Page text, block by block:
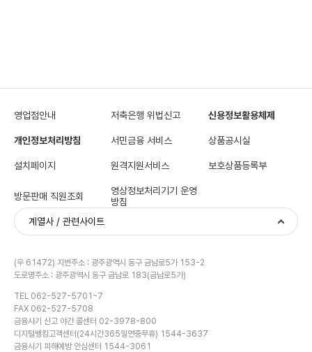
영업점안내 저축은행 위법신고 신용정보활용체제
개인정보처리방침 서민금융 서비스 상품공시실
설치페이지 원격지원서비스 보호상품등록부
방문판매 직원조회
영상정보처리기기 운영
방침
계열사 / 관련사이트
(우 61472) 지번주소 : 광주광역시 동구 금남로5가 153-2
도로명주소 : 광주광역시 동구 금남로 183(금남로5가)
TEL 062-527-5701~7
FAX 062-527-5708
금융사기 신고 야간 콜센터 02-3978-800
디지털뱅킹고객센터(24시간365일연중무휴) 1544-3637
금융사기 피해예방 안심센터 1544-3061